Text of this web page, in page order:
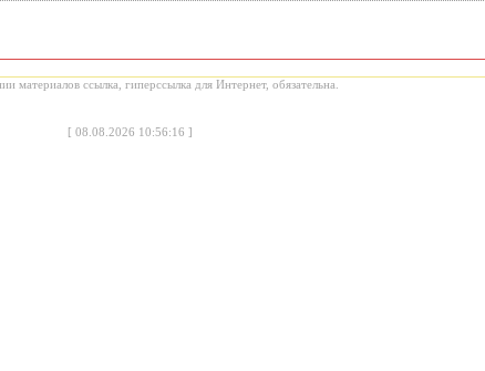
материалов ссылка, гиперссылка для Интернет, обязательна.
[ 08.08.2026 10:56:16 ]